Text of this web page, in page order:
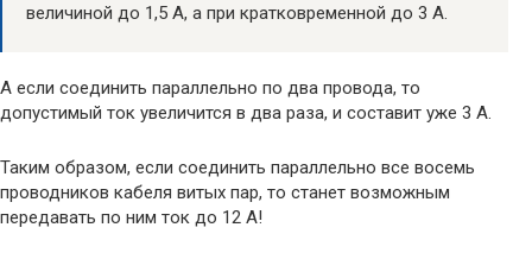
величиной до 1,5 А, а при кратковременной до 3 А.
А если соединить параллельно по два провода, то
допустимый ток увеличится в два раза, и составит уже 3 А.
Таким образом, если соединить параллельно все восемь
проводников кабеля витых пар, то станет возможным
передавать по ним ток до 12 А!